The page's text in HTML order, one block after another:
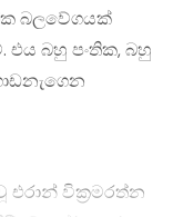
බලවේගයක්
බහු පංතික, බහු
වික්‍රමරත්න